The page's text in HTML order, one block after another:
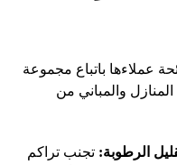
عملاءها باتباع مجموعة
والمباني من
الرطوبة:تجنب تراكم